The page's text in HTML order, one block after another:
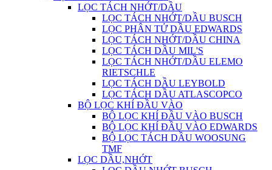
LỌC TÁCH NHỚT/DẦU
LỌC TÁCH NHỚT/DẦU BUSCH
LỌC PHÂN TỬ DẦU EDWARDS
LỌC TÁCH NHỚT/DẦU CHINA
LỌC TÁCH DẦU MIL'S
LỌC TÁCH NHỚT/DẦU ELEMO
RIETSCHLE
LỌC TÁCH DẦU LEYBOLD
LỌC TÁCH DẦU ATLASCOPCO
BỘ LỌC KHÍ ĐẦU VÀO
BỘ LỌC KHÍ ĐẦU VÀO BUSCH
BỘ LỌC KHÍ ĐẦU VÀO EDWARDS
BỘ LỌC TÁCH DẦU WOOSUNG
TMF
LỌC DẦU,NHỚT